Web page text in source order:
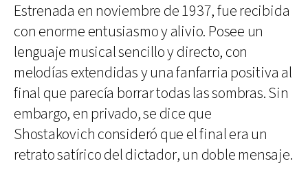
Estrenada en noviembre de 1937, fue recibida
con enorme entusiasmo y alivio. Posee un
lenguaje musical sencillo y directo, con
melodías extendidas y una fanfarria positiva al
final que parecía borrar todas las sombras. Sin
embargo, en privado, se dice que
Shostakovich consideró que el final era un
retrato satírico del dictador, un doble mensaje.